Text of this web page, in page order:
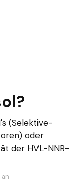
(Selektive-
oder
der HVL-NNR-